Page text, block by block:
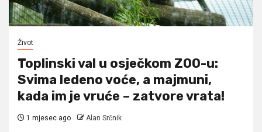
Život
Toplinski val u osječkom ZOO-u:
Svima ledeno voće, a majmuni,
kada im je vruće – zatvore vrata!
1 mjesec ago Alan Srčnik